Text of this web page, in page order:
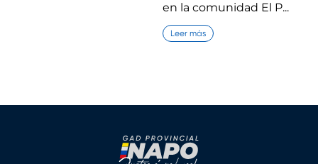
en la comunidad El P...
Leer más